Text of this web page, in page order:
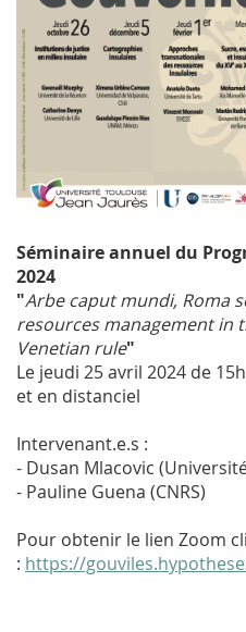
Séminaire annuel du
2024
"Arbe caput mundi, Roma
resources management in
Venetian rule"
Le jeudi 25 avril 2024 de
et en distanciel
Intervenant.e.s :
- Dusan Mlacovic
- Pauline Guena (CNRS)
Pour obtenir le lien Zoom
: https://